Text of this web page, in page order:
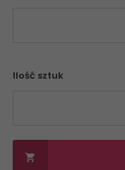
Ilość sztuk
